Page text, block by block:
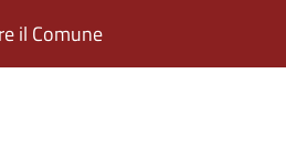
il Comune